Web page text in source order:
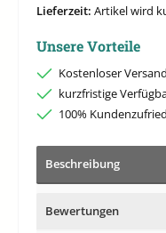
Lieferzeit: Artikel wird
Unsere Vorteile
Kostenloser
kurzfristige
100%
Beschreibung
Bewertungen